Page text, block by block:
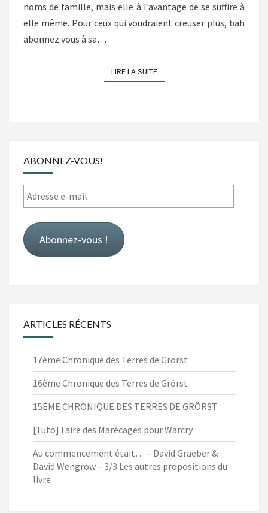
noms de famille, mais elle à l’avantage de se suffire à
elle même. Pour ceux qui voudraient creuser plus, bah
abonnez vous à sa…
LIRE LA SUITELIRE LA SUITE
ABONNEZ-VOUS!
Adresse
e-
mail
Abonnez-vous !
ARTICLES RÉCENTS
17ème Chronique des Terres de Grörst
16ème Chronique des Terres de Grörst
15ÈME CHRONIQUE DES TERRES DE GRÖRST
[Tuto] Faire des Marécages pour Warcry
Au commencement était… – David Graeber &
David Wengrow – 3/3 Les autres propositions du
livre